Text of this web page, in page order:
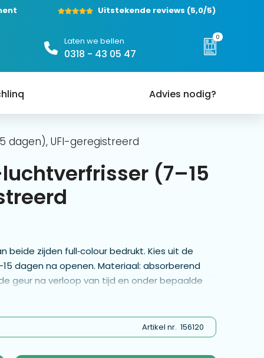
Uitstekende reviews (5,0/5)
Laten we bellen
0318 - 43 05 47
0
Advies nodig?
dagen), UFI-geregistreerd
(7–15
beide zijden full‑colour bedrukt. Kies uit de
dagen na openen. Materiaal: absorberend
geur na verloop van tijd en onder bepaalde
Artikel nr. 156120